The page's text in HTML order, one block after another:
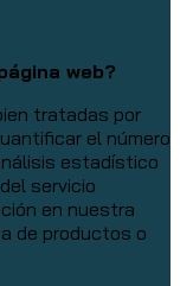
web?
tratadas por
el número
estadístico
servicio
en nuestra
de productos o